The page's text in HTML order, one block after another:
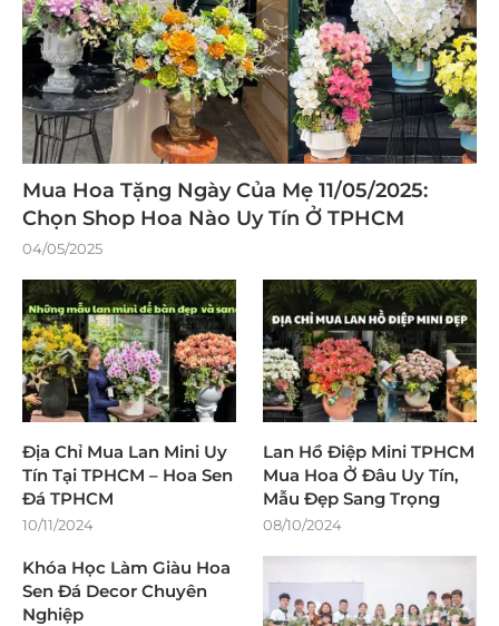
Mua Hoa Tặng Ngày Của Mẹ 11/05/2025:
Chọn Shop Hoa Nào Uy Tín Ở TPHCM
04/05/2025
Địa Chỉ Mua Lan Mini Uy
Tín Tại TPHCM – Hoa Sen
Đá TPHCM
10/11/2024
Lan Hồ Điệp Mini TPHCM
Mua Hoa Ở Đâu Uy Tín,
Mẫu Đẹp Sang Trọng
08/10/2024
Khóa Học Làm Giàu Hoa
Sen Đá Decor Chuyên
Nghiệp